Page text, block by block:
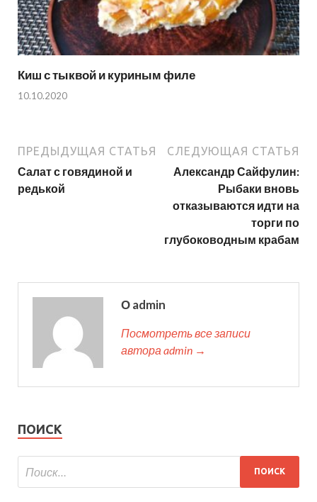
Киш с тыквой и куриным филе
10.10.2020
ПРЕДЫДУЩАЯ СТАТЬЯ
Салат с говядиной и
редькой
СЛЕДУЮЩАЯ СТАТЬЯ
Александр Сайфулин:
Рыбаки вновь
отказываются идти на
торги по
глубоководным крабам
О admin
Посмотреть все записи
автора admin →
ПОИСК